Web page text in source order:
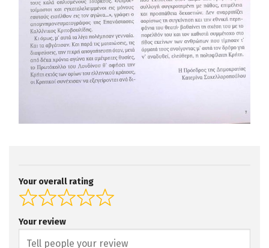
Your overall rating
Your review